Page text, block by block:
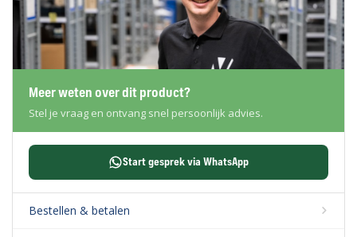
Meer weten over dit product?
Stel je vraag en ontvang snel persoonlijk advies.
Start gesprek via WhatsApp
Bestellen & betalen